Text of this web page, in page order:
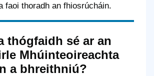
faoi thoradh an fhiosrúcháin.
thógfaidh sé ar an
Mhúinteoireachta
a bhreithniú?